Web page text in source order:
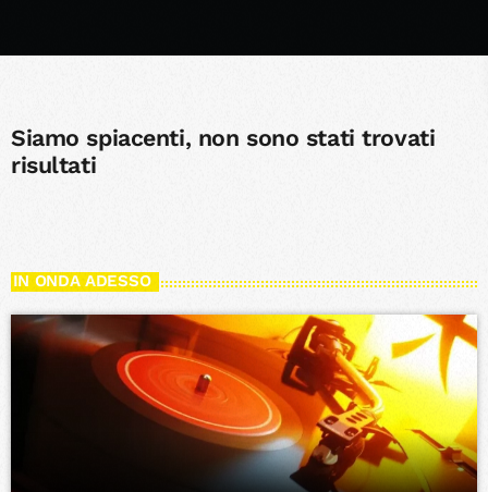
Siamo spiacenti, non sono stati trovati
risultati
IN ONDA ADESSO